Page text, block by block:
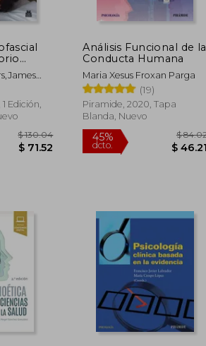
Edición,
Análisis Funcional de la
Conducta Humana
Maria Xesus Froxan Parga
(19)
Piramide, 2020, Tapa
Blanda, Nuevo
dcto.